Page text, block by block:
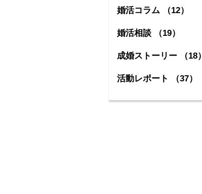
婚活コラム （12）
婚活相談 （19）
成婚ストーリー （18）
活動レポート （37）